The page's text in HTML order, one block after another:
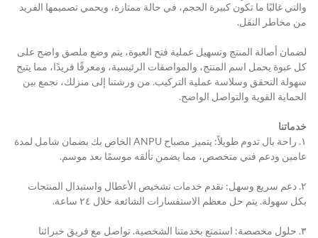
والتي غالبًا ما تكون كبيرة الحجم، في حالة ممتازة، ويحمي تصميمها الفريد
من مخاطر النقل.
لضمان أصالة المنتج وتسهيل عملية فتح العبوة، يتم وضع ملصق واضح على
كل عبوة يحمل اسم المنتج، والمواصفات الرئيسية، ومعرفًا فريدًا، مما يتيح
سهولة التحقق وسلاسة عملية التركيب. من ورشتنا إلى منزلك، نجمع بين
الحماية القوية والتواصل الواضح.
خدماتنا
١. راحة بال تدوم طويلاً: يتميز مصباح ANPU الخاص بك بضمان شامل لمدة
عامين ودعم فني متخصص، مما يضمن تألقه موسمًا بعد موسم.
٢. دعم سريع وسهل: نقدم خدمات تشخيص الأعطال واستبدال المنتجات
بكل سهولة. يتم حل معظم الاستفسارات الشائعة خلال ٢٤ ساعة.
٣. حلول مخصصة: استمتع بخدمتنا الشخصية. تواصل مع فريق خبرائنا